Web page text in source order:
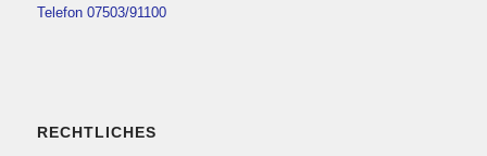
Telefon 07503/91100
RECHTLICHES